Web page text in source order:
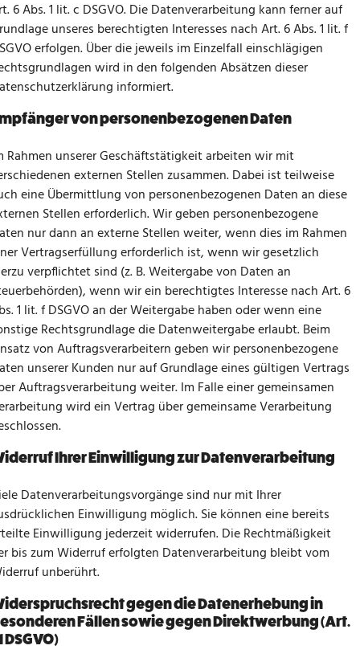
6 Abs. 1 lit. c DSGVO. Die Datenverarbeitung kann ferner auf
unseres berechtigten Interesses nach Art. 6 Abs. 1 lit. f
erfolgen. Über die jeweils im Einzelfall einschlägigen
wird in den folgenden Absätzen dieser
informiert.
von personenbezogenen Daten
Rahmen unserer Geschäftstätigkeit arbeiten wir mit
externen Stellen zusammen. Dabei ist teilweise
eine Übermittlung von personenbezogenen Daten an diese
Stellen erforderlich. Wir geben personenbezogene
nur dann an externe Stellen weiter, wenn dies im Rahmen
Vertragserfüllung erforderlich ist, wenn wir gesetzlich
verpflichtet sind (z. B. Weitergabe von Daten an
wenn wir ein berechtigtes Interesse nach Art. 6
1 lit. f DSGVO an der Weitergabe haben oder wenn eine
Rechtsgrundlage die Datenweitergabe erlaubt. Beim
von Auftragsverarbeitern geben wir personenbezogene
unserer Kunden nur auf Grundlage eines gültigen Vertrags
Auftragsverarbeitung weiter. Im Falle einer gemeinsamen
wird ein Vertrag über gemeinsame Verarbeitung
Ihrer Einwilligung zur Datenverarbeitung
Datenverarbeitungsvorgänge sind nur mit Ihrer
Einwilligung möglich. Sie können eine bereits
Einwilligung jederzeit widerrufen. Die Rechtmäßigkeit
bis zum Widerruf erfolgten Datenverarbeitung bleibt vom
unberührt.
gegen die Datenerhebung in
Fällen sowie gegen Direktwerbung (Art.
DSGVO)